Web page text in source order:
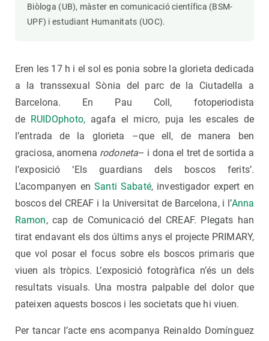
Biòloga (UB), màster en comunicació científica (BSM-
UPF) i estudiant Humanitats (UOC).
Eren les 17 h i el sol es ponia sobre la glorieta dedicada
a la transsexual Sònia del parc de la Ciutadella a
Barcelona. En Pau Coll, fotoperiodista
de RUIDOphoto,agafa el micro, puja les escales de
l’entrada de la glorieta –que ell, de manera ben
graciosa, anomena rodoneta– i dona el tret de sortida a
l’exposició ‘Els guardians dels boscos ferits’.
L’acompanyen enSanti Sabaté, investigador expert en
boscos del CREAF i la Universitat de Barcelona, i l’Anna
Ramon, cap de Comunicació del CREAF. Plegats han
tirat endavant els dos últims anys el projecte PRIMARY,
que vol posar el focus sobre els boscos primaris que
viuen als tròpics. L’exposició fotogràfica n’és un dels
resultats visuals. Una mostra palpable del dolor que
pateixen aquests boscos i les societats que hi viuen.
Per tancar l’acte ens acompanya Reinaldo Domínguez